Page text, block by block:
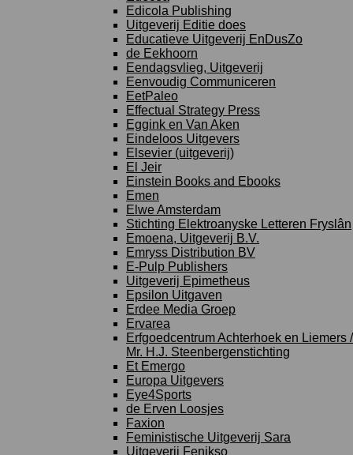
Edicola Publishing
Uitgeverij Editie does
Educatieve Uitgeverij EnDusZo
de Eekhoorn
Eendagsvlieg, Uitgeverij
Eenvoudig Communiceren
EetPaleo
Effectual Strategy Press
Eggink en Van Aken
Eindeloos Uitgevers
Elsevier (uitgeverij)
El Jeir
Einstein Books and Ebooks
Emen
Elwe Amsterdam
Stichting Elektroanyske Letteren Fryslân
Emoena, Uitgeverij B.V.
Emryss Distribution BV
E-Pulp Publishers
Uitgeverij Epimetheus
Epsilon Uitgaven
Erdee Media Groep
Ervarea
Erfgoedcentrum Achterhoek en Liemers /
Mr. H.J. Steenbergenstichting
Et Emergo
Europa Uitgevers
Eye4Sports
de Erven Loosjes
Faxion
Feministische Uitgeverij Sara
Uitgeverij Fenikso